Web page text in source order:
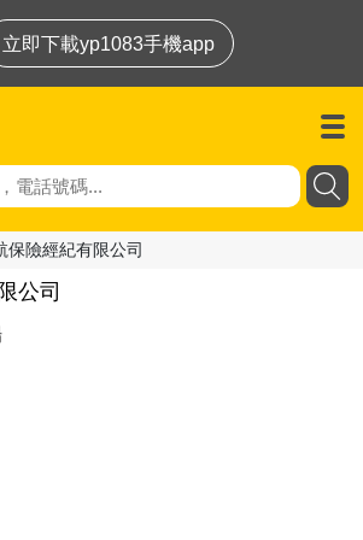
立即下載yp1083手機app
保險經紀有限公司
公司